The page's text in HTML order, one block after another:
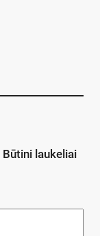
Būtini laukeliai